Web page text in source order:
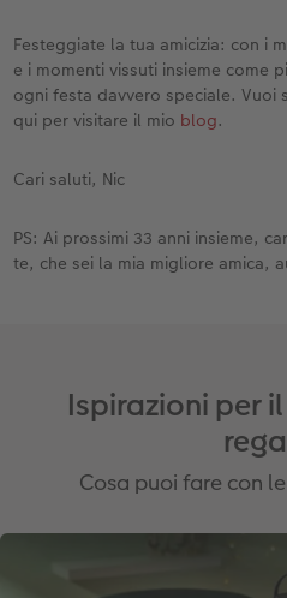
Festeggiate la tua amicizia: con i
e i momenti vissuti insieme come
ogni festa davvero speciale. Vuoi
qui per visitare il mio blog.
Cari saluti, Nic
PS: Ai prossimi 33 anni insieme,
te, che sei la mia migliore amica,
Ispirazioni per
Cosa puoi fare con